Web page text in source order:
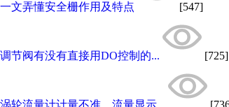
一文弄懂安全栅作用及特点 [547]
调节阀有没有直接用DO控制的... [725]
涡轮流量计计量不准，流量显示...